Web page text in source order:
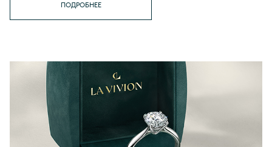
ПОДРОБНЕЕ